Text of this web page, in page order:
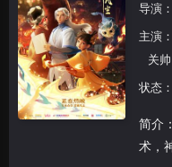
导演：
主演：
关帅
状态
简介
术，